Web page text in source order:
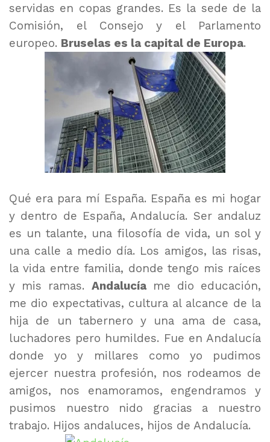
servidas en copas grandes. Es la sede de la
Comisión, el Consejo y el Parlamento
europeo. Bruselas es la capital de Europa.
Qué era para mí España. España es mi hogar
y dentro de España, Andalucía. Ser andaluz
es un talante, una filosofía de vida, un sol y
una calle a medio día. Los amigos, las risas,
la vida entre familia, donde tengo mis raíces
y mis ramas. Andalucíame dio educación,
me dio expectativas, cultura al alcance de la
hija de un tabernero y una ama de casa,
luchadores pero humildes. Fue en Andalucía
donde yo y millares como yo pudimos
ejercer nuestra profesión, nos rodeamos de
amigos, nos enamoramos, engendramos y
pusimos nuestro nido gracias a nuestro
trabajo. Hijos andaluces, hijos de Andalucía.